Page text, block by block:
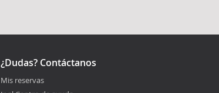
¿Dudas? Contáctanos
Mis reservas